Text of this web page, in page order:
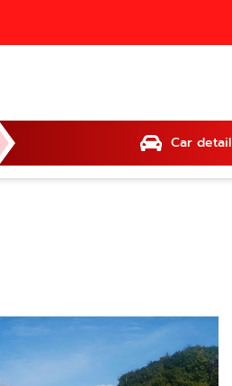
Car detail